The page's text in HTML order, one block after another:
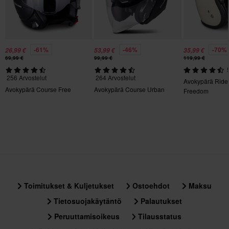
Kypärän ominaisuudet
Pikakiinnitys, Irrotettava vuori, Kypäräpuhelinvalmius
Väri
Valkoinen Kiiltävä
Paketin mitat
XS
347 x 403 x 339 mm
26,99 € -61%
69,99 €
256 Arvostelut
Avokypärä Course Free
53,99 € -46%
99,99 €
264 Arvostelut
Avokypärä Course Urban
35,99 € -70%
119,99 €
Avokypärä
Freedom
Toimitukset & Kuljetukset Ostoehdot
Maksu
Tietosuojakäytäntö
Palautukset
Peruuttamisoikeus
Tilausstatus